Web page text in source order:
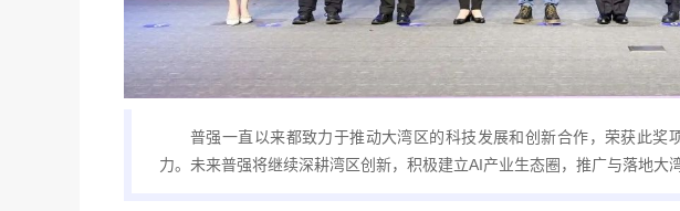
普强一直以来都致力于推动大湾区的科技发展和创新合作，荣获此奖
力。未来普强将继续深耕湾区创新，积极建立AI产业生态圈，推广与落地大